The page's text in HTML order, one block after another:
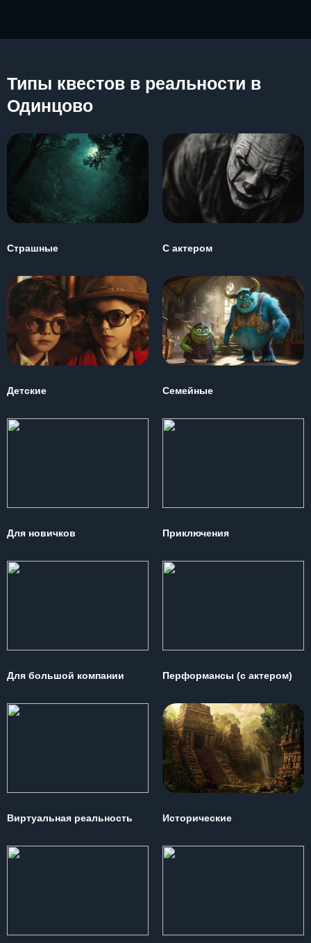
Типы квестов в реальности в
Одинцово
Страшные С актером
Детские Семейные
Для новичков Приключения
Для большой компании Перформансы (с актером)
Виртуальная реальность Исторические